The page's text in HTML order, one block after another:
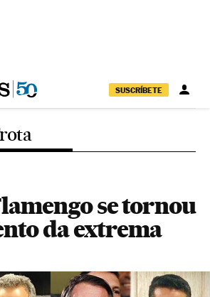
SUSCRÍBETE
se tornou
da extrema